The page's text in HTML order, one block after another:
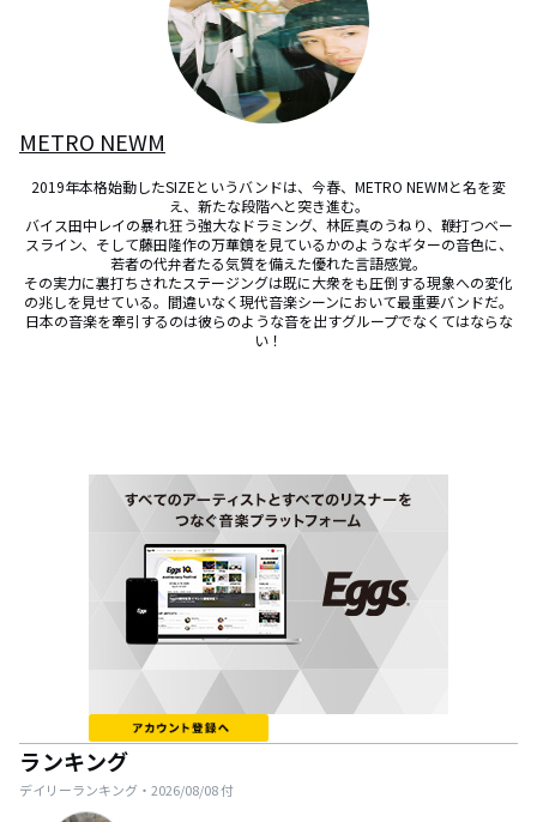
METRO NEWM
2019年本格始動したSIZEというバンドは、今春、METRO NEWMと名を変
え、新たな段階へと突き進む。
バイス田中レイの暴れ狂う強大なドラミング、林匠真のうねり、鞭打つベー
スライン、そして藤田隆作の万華鏡を見ているかのようなギターの音色に、
若者の代弁者たる気質を備えた優れた言語感覚。
その実力に裏打ちされたステージングは既に大衆をも圧倒する現象への変化
の兆しを見せている。間違いなく現代音楽シーンにおいて最重要バンドだ。
日本の音楽を牽引するのは彼らのような音を出すグループでなくてはならな
い！
ランキング
デイリーランキング・ 2026/08/08付